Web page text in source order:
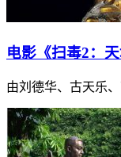
电影《扫毒2：
由刘德华、古天乐